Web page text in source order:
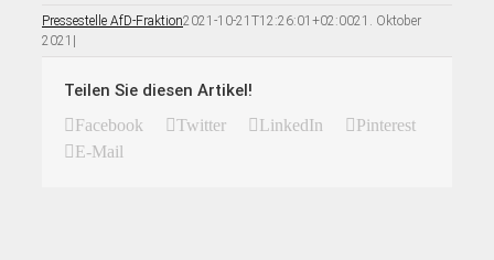
Pressestelle AfD-Fraktion2021-10-21T12:26:01+02:0021. Oktober
2021 |
Teilen Sie diesen Artikel!
Facebook Twitter LinkedIn
Pinterest
E-Mail